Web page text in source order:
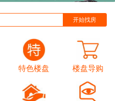
特色楼盘 楼盘导购